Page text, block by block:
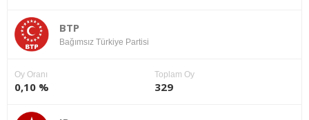
BTP
Bağımsız Türkiye Partisi
Oy Oranı
0,10 %
Toplam Oy
329